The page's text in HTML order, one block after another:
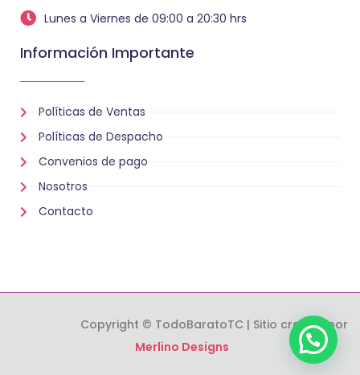
Lunes a Viernes de 09:00 a 20:30 hrs
Información Importante
Políticas de Ventas
Políticas de Despacho
Convenios de pago
Nosotros
Contacto
Copyright © TodoBaratoTC | Sitio creado por
Merlino Designs